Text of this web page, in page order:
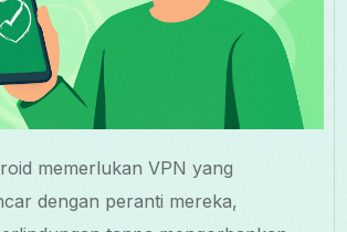
memerlukan VPN yang
dengan peranti mereka,